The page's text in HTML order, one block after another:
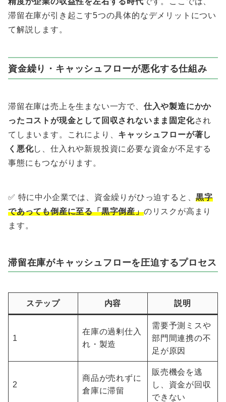
滞留在庫が引き起こす5つの具体的なデメリットについ
て解説します。
資金繰り・キャッシュフローが悪化する仕組み
滞留在庫は売上を生まない一方で、 仕入や製造にかか
ったコストが現金として回収されないまま固定化され
てしまいます。これにより、 キャッシュフローが著し
く悪化し、仕入れや新規投資に必要な資金が不足する
事態にもつながります。
✅ 特に中小企業では、資金繰りがひっ迫すると、黒字
であっても倒産に至る「黒字倒産」のリスクが高まり
ます。
滞留在庫がキャッシュフローを圧迫するプロセス
ステップ 内容 説明
1
在庫の過剰仕入
れ・製造
需要予測ミスや
部門間連携の不
足が原因
2
商品が売れずに
倉庫に滞留
販売機会を逃
し、資金が回収
できない